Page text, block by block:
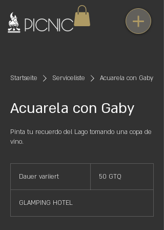
Startseite Serviceliste Acuarela con Gaby
Acuarela con Gaby
Pinta tu recuerdo del Lago tomando una copa de
vino.
Dauer variiert
e
r
Quetzales
50 GTQ
GLAMPING HOTEL